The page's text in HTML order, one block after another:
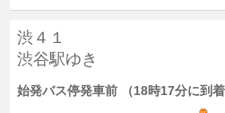
渋４１
渋谷駅ゆき
始発バス停発車前 （18時17分